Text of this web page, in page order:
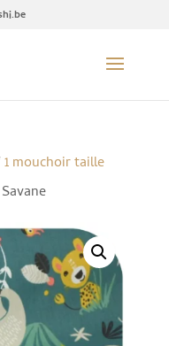
1 mouchoir taille